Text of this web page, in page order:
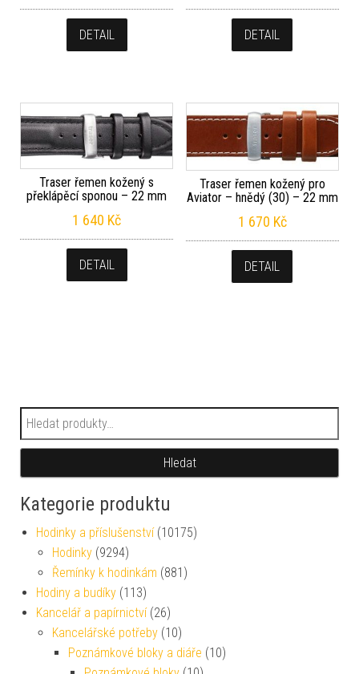
DETAIL DETAIL
Traser řemen kožený s
překlápěcí sponou – 22 mm
1 640 Kč
DETAIL
Traser řemen kožený pro
Aviator – hnědý (30) – 22 mm
1 670 Kč
DETAIL
Hledat:
Hledat
Kategorie produktu
Hodinky a příslušenství (10175)
Hodinky (9294)
Řemínky k hodinkám (881)
Hodiny a budíky (113)
Kancelář a papírnictví (26)
Kancelářské potřeby (10)
Poznámkové bloky a diáře (10)